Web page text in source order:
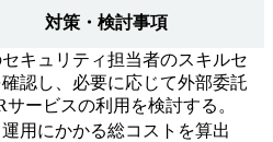
対策・検討事項
キュリティ担当者のスキルセ
認し、必要に応じて外部委託
サービスの利用を検討する。
用にかかる総コストを算出